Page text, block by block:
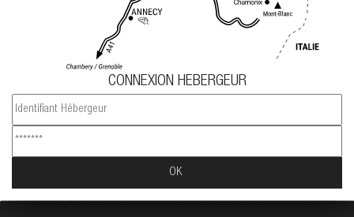
CONNEXION HEBERGEUR